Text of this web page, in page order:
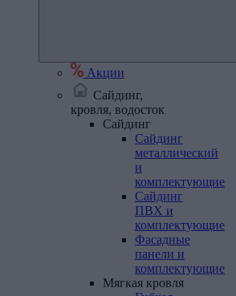
Акции
Сайдинг,
кровля, водосток
Сайдинг
Сайдинг
металлический
и
комплектующие
Сайдинг
ПВХ и
комплектующие
Фасадные
панели и
комплектующие
Мягкая кровля